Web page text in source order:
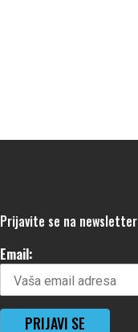
Prijavite se na
Email: